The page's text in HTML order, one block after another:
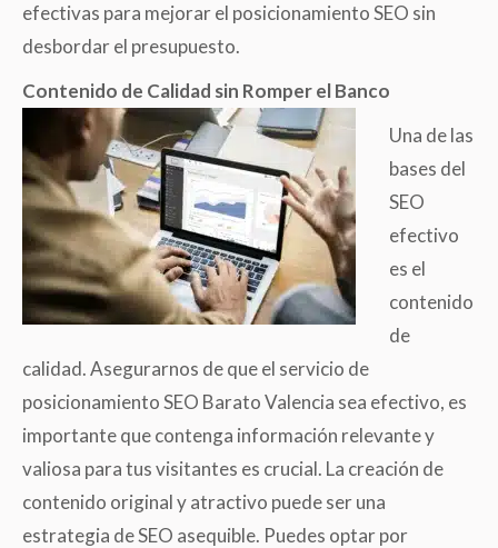
efectivas para mejorar el posicionamiento SEO sin
desbordar el presupuesto.
Contenido de Calidad sin Romper el Banco
Una de las
bases del
SEO
efectivo
es el
contenido
de
calidad. Asegurarnos de que el servicio de
posicionamiento SEO Barato Valencia sea efectivo, es
importante que contenga información relevante y
valiosa para tus visitantes es crucial. La creación de
contenido original y atractivo puede ser una
estrategia de SEO asequible. Puedes optar por